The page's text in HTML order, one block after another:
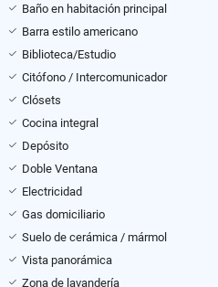
Baño en habitación principal
Barra estilo americano
Biblioteca/Estudio
Citófono / Intercomunicador
Clósets
Cocina integral
Depósito
Doble Ventana
Electricidad
Gas domiciliario
Suelo de cerámica / mármol
Vista panorámica
Zona de lavandería